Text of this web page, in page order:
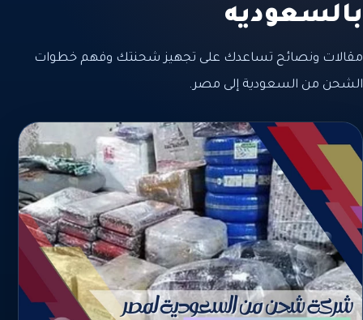
بالسعوديه
مقالات ونصائح تساعدك على تجهيز شحنتك وفهم خطوات
الشحن من السعودية إلى مصر.